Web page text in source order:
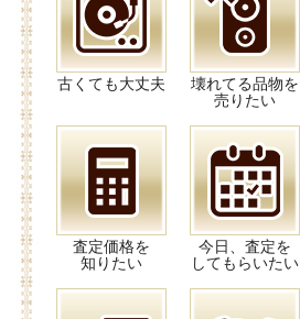
古くても大丈夫
壊れてる品物を
売りたい
査定価格を
知りたい
今日、査定を
してもらいたい